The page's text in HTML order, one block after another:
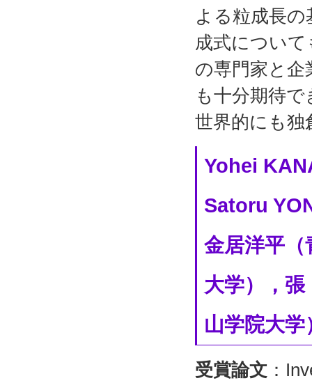
よる粒成長
成式につい
の専門家と企
も十分期待
世界的にも独
Yohei
Satoru
金居洋平（
大学），
山学院大
受賞論文 ：